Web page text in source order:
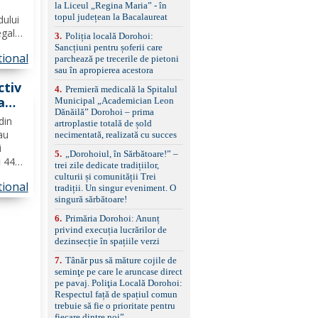
44
panoramică, geamuri
spate fumurii Carlig de
remorcare Bonus: -
Covorașe textile montate
pe mașină. -Ofer și un
set de covorașe din
împreună cu un set de
anvelope de iarnă.
la Liceul „Regina Maria” - în
topul județean la Bacalaureat
3. Poliția locală Dorohoi:
Sancțiuni pentru șoferii care
parchează pe trecerile de pietoni
sau în apropierea acestora
4. Premieră medicală la Spitalul
Municipal „Academician Leon
Dănăilă” Dorohoi – prima
artroplastie totală de șold
necimentată, realizată cu succes
5.
„Dorohoiul, în Sărbătoare!” –
trei zile dedicate tradițiilor,
culturii și comunității Trei
tradiții. Un singur eveniment. O
singură sărbătoare!
6. Primăria Dorohoi: Anunț
privind execuția lucrărilor de
dezinsecție în spațiile verzi
7. Tânăr pus să măture cojile de
seminţe pe care le aruncase direct
pe pavaj. Poliţia Locală Dorohoi:
Respectul față de spațiul comun
trebuie să fie o prioritate pentru